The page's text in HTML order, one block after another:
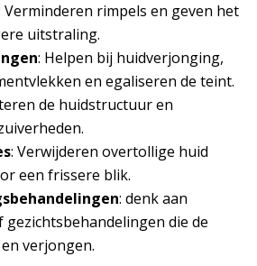
Verminderen rimpels en geven het
uitstraling.
: Helpen bij huidverjonging,
en egaliseren de teint.
de huidstructuur en
: Verwijderen overtollige huid
een frissere blik.
: denk aan
die de
verjongen.